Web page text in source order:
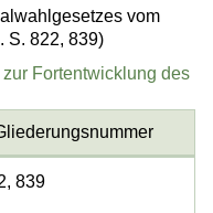
vom
S. 822, 839)
zur Fortentwicklung des
839